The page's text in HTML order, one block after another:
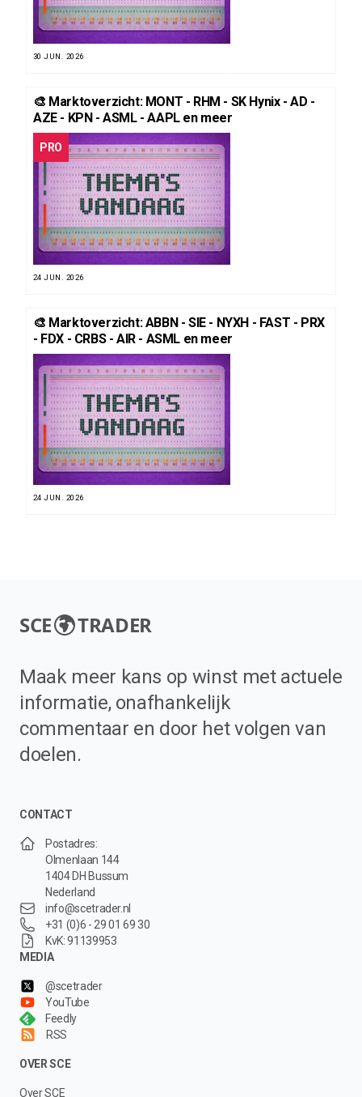
30 JUN. 2026
🎨 Marktoverzicht: MONT - RHM - SK Hynix - AD -
AZE - KPN - ASML - AAPL en meer
PRO
24 JUN. 2026
🎨 Marktoverzicht: ABBN - SIE - NYXH - FAST - PRX
- FDX - CRBS - AIR - ASML en meer
24 JUN. 2026
SCE TRADER
Maak meer kans op winst met actuele
informatie, onafhankelijk
commentaar en door het volgen van
doelen.
CONTACT
Postadres:
Olmenlaan 144
1404 DH Bussum
Nederland
info@scetrader.nl
+31 (0)6 - 29 01 69 30
KvK: 91139953
MEDIA
@scetrader
YouTube
Feedly
RSS
OVER SCE
Over SCE